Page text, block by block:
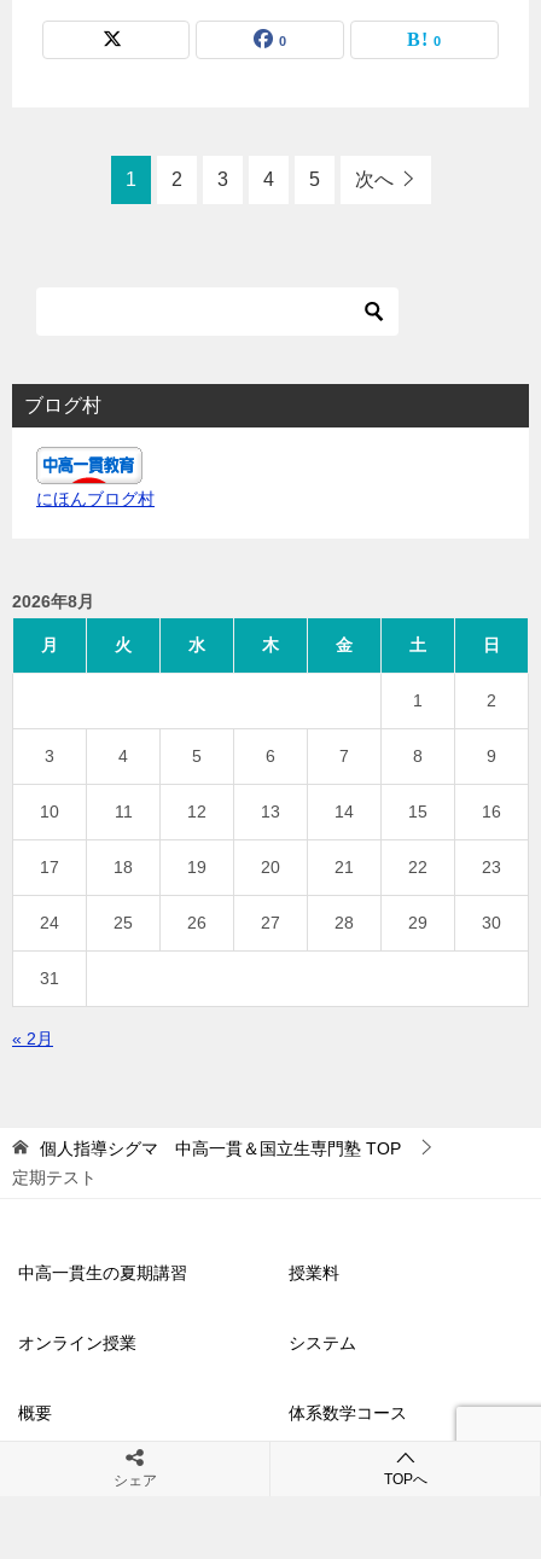
0 0
1 2 3 4 5 次へ
ブログ村
にほんブログ村
2026年8月
月 火 水 木 金 土 日
1 2
3 4 5 6 7 8 9
10 11 12 13 14 15 16
17 18 19 20 21 22 23
24 25 26 27 28 29 30
31
« 2月
個人指導シグマ 中高一貫＆国立生専門塾 TOP
定期テスト
中高一貫生の夏期講習 授業料
オンライン授業 システム
概要 体系数学コース
シェア TOPへ